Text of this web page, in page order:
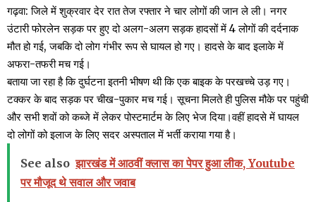
गढ़वा: जिले में शुक्रवार देर रात तेज रफ्तार ने चार लोगों की जान ले ली। नगर
उंटारी फोरलेन सड़क पर हुए दो अलग-अलग सड़क हादसों में 4 लोगों की दर्दनाक
मौत हो गई, जबकि दो लोग गंभीर रूप से घायल हो गए। हादसे के बाद इलाके में
अफरा-तफरी मच गई।
बताया जा रहा है कि दुर्घटना इतनी भीषण थी कि एक बाइक के परखच्चे उड़ गए।
टक्कर के बाद सड़क पर चीख-पुकार मच गई। सूचना मिलते ही पुलिस मौके पर पहुंची
और सभी शवों को कब्जे में लेकर पोस्टमार्टम के लिए भेज दिया।वहीं हादसे में घायल
दो लोगों को इलाज के लिए सदर अस्पताल में भर्ती कराया गया है।
See also झारखंड में आठवीं क्लास का पेपर हुआ लीक, Youtube
पर मौजूद थे सवाल और जवाब